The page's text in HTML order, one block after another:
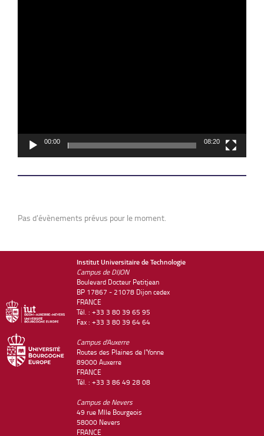
00:00 08:20
Pas d'évènements prévus pour le moment.
Institut Universitaire de Technologie
Campus de DIJON
Boulevard Docteur Petitjean
BP 17867 - 21078 Dijon cedex
FRANCE
Tél. : +33 3 80 39 65 95
Fax : +33 3 80 39 64 64
Campus d'Auxerre
Routes des Plaines de l'Yonne
89000 Auxerre
FRANCE
Tél. : +33 3 86 49 28 08
Campus de Nevers
49 rue Mlle Bourgeois
58000 Nevers
FRANCE